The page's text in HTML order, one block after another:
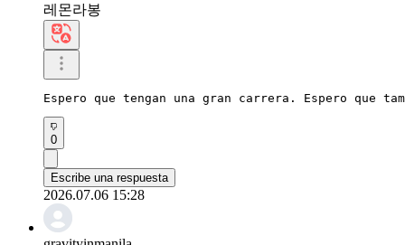
레몬라봉
Espero que tengan una gran carrera. Espero que
0
Escribe una respuesta
2026.07.06 15:28